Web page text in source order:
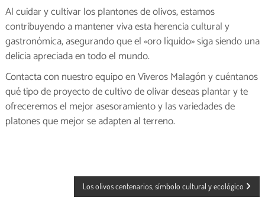
Al cuidar y cultivar los plantones de olivos, estamos
contribuyendo a mantener viva esta herencia cultural y
gastronómica, asegurando que el «oro líquido» siga siendo una
delicia apreciada en todo el mundo.
Contacta con nuestro equipo en Viveros Malagón y cuéntanos
qué tipo de proyecto de cultivo de olivar deseas plantar y te
ofreceremos el mejor asesoramiento y las variedades de
platones que mejor se adapten al terreno.
Los olivos centenarios, símbolo cultural y ecológico